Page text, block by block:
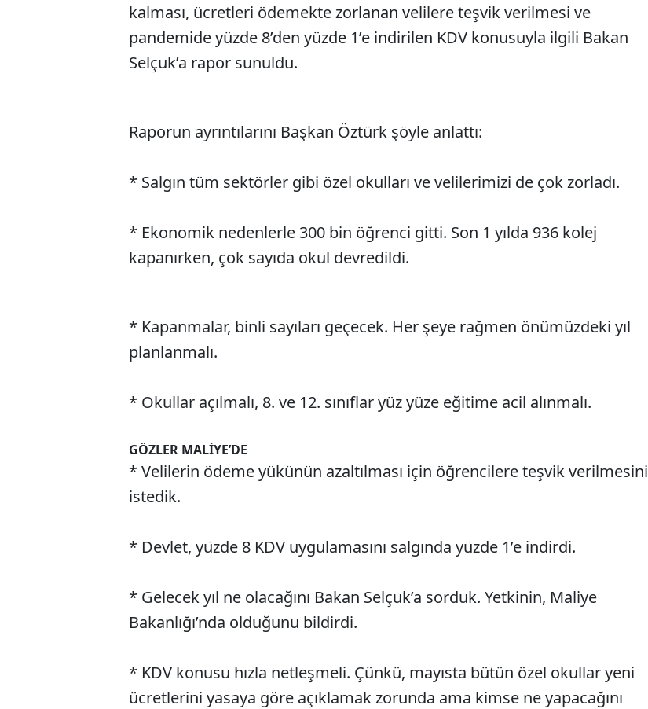
kalması, ücretleri ödemekte zorlanan velilere teşvik verilmesi ve
pandemide yüzde 8’den yüzde 1’e indirilen KDV konusuyla ilgili Bakan
Selçuk’a rapor sunuldu.
Raporun ayrıntılarını Başkan Öztürk şöyle anlattı:
* Salgın tüm sektörler gibi özel okulları ve velilerimizi de çok zorladı.
* Ekonomik nedenlerle 300 bin öğrenci gitti. Son 1 yılda 936 kolej
kapanırken, çok sayıda okul devredildi.
* Kapanmalar, binli sayıları geçecek. Her şeye rağmen önümüzdeki yıl
planlanmalı.
* Okullar açılmalı, 8. ve 12. sınıflar yüz yüze eğitime acil alınmalı.
GÖZLER MALİYE’DE
* Velilerin ödeme yükünün azaltılması için öğrencilere teşvik verilmesini
istedik.
* Devlet, yüzde 8 KDV uygulamasını salgında yüzde 1’e indirdi.
* Gelecek yıl ne olacağını Bakan Selçuk’a sorduk. Yetkinin, Maliye
Bakanlığı’nda olduğunu bildirdi.
* KDV konusu hızla netleşmeli. Çünkü, mayısta bütün özel okullar yeni
ücretlerini yasaya göre açıklamak zorunda ama kimse ne yapacağını